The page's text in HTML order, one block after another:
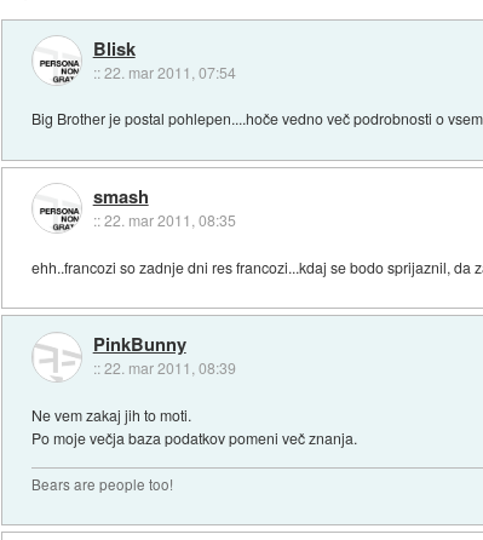
Blisk
::22. mar 2011, 07:54
Big Brother je postal pohlepen....hoče vedno več podrobnosti o
smash
::22. mar 2011, 08:35
ehh..francozi so zadnje dni res francozi...kdaj se bodo sprijaznil,
PinkBunny
::22. mar 2011, 08:39
Ne vem zakaj jih to moti.
Po moje večja baza podatkov pomeni več znanja.
Bears are people too!